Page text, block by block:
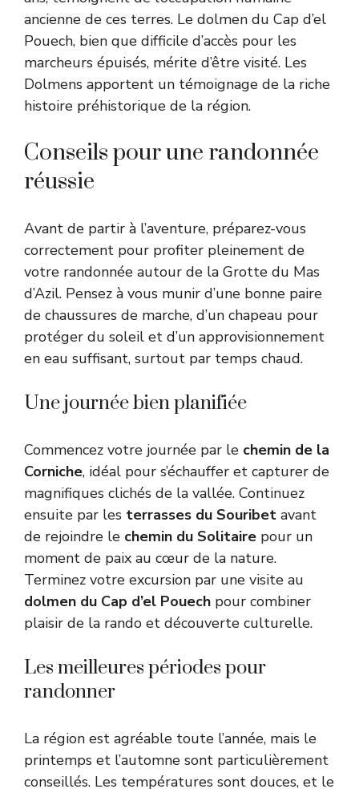
ancienne de ces terres. Le dolmen du Cap d’el
Pouech, bien que difficile d’accès pour les
marcheurs épuisés, mérite d’être visité. Les
Dolmens apportent un témoignage de la riche
histoire préhistorique de la région.
Conseils pour une randonnée
réussie
Avant de partir à l’aventure, préparez-vous
correctement pour profiter pleinement de
votre randonnée autour de la Grotte du Mas
d’Azil. Pensez à vous munir d’une bonne paire
de chaussures de marche, d’un chapeau pour
protéger du soleil et d’un approvisionnement
en eau suffisant, surtout par temps chaud.
Une journée bien planifiée
Commencez votre journée par le chemin de la
Corniche, idéal pour s’échauffer et capturer de
magnifiques clichés de la vallée. Continuez
ensuite par les terrasses du Souribet avant
de rejoindre le chemin du Solitaire pour un
moment de paix au cœur de la nature.
Terminez votre excursion par une visite au
dolmen du Cap d’el Pouech pour combiner
plaisir de la rando et découverte culturelle.
Les meilleures périodes pour
randonner
La région est agréable toute l’année, mais le
printemps et l’automne sont particulièrement
conseillés. Les températures sont douces, et le